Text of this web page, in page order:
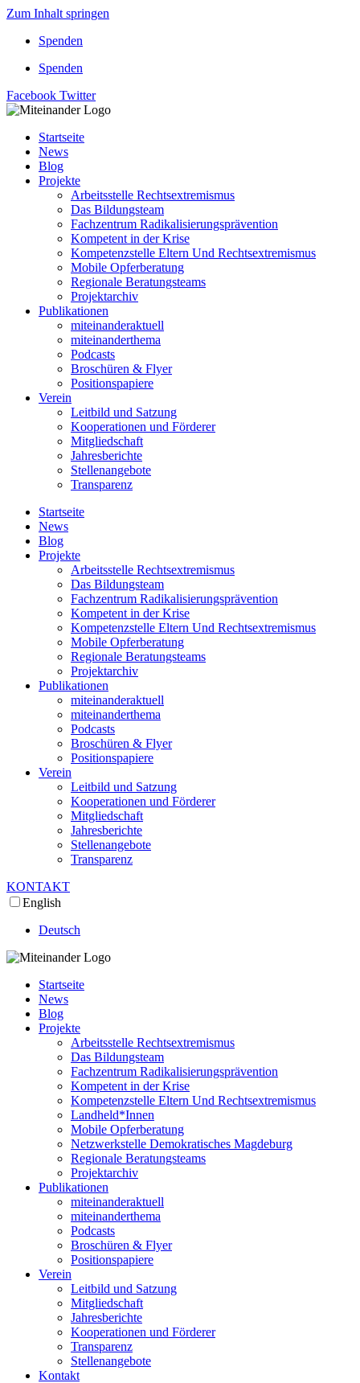
Zum Inhalt springen
Spenden
Spenden
Facebook Twitter
Startseite
News
Blog
Projekte
Arbeitsstelle Rechtsextremismus
Das Bildungsteam
Fachzentrum Radikalisierungsprävention
Kompetent in der Krise
Kompetenzstelle Eltern Und Rechtsextremismus
Mobile Opferberatung
Regionale Beratungsteams
Projektarchiv
Publikationen
miteinanderaktuell
miteinanderthema
Podcasts
Broschüren & Flyer
Positionspapiere
Verein
Leitbild und Satzung
Kooperationen und Förderer
Mitgliedschaft
Jahresberichte
Stellenangebote
Transparenz
Startseite
News
Blog
Projekte
Arbeitsstelle Rechtsextremismus
Das Bildungsteam
Fachzentrum Radikalisierungsprävention
Kompetent in der Krise
Kompetenzstelle Eltern Und Rechtsextremismus
Mobile Opferberatung
Regionale Beratungsteams
Projektarchiv
Publikationen
miteinanderaktuell
miteinanderthema
Podcasts
Broschüren & Flyer
Positionspapiere
Verein
Leitbild und Satzung
Kooperationen und Förderer
Mitgliedschaft
Jahresberichte
Stellenangebote
Transparenz
KONTAKT
English
Deutsch
Startseite
News
Blog
Projekte
Arbeitsstelle Rechtsextremismus
Das Bildungsteam
Fachzentrum Radikalisierungsprävention
Kompetent in der Krise
Kompetenzstelle Eltern Und Rechtsextremismus
Landheld*Innen
Mobile Opferberatung
Netzwerkstelle Demokratisches Magdeburg
Regionale Beratungsteams
Projektarchiv
Publikationen
miteinanderaktuell
miteinanderthema
Podcasts
Broschüren & Flyer
Positionspapiere
Verein
Leitbild und Satzung
Mitgliedschaft
Jahresberichte
Kooperationen und Förderer
Transparenz
Stellenangebote
Kontakt